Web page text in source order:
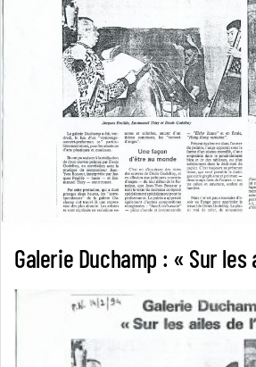
Galerie Duchamp : « Sur les